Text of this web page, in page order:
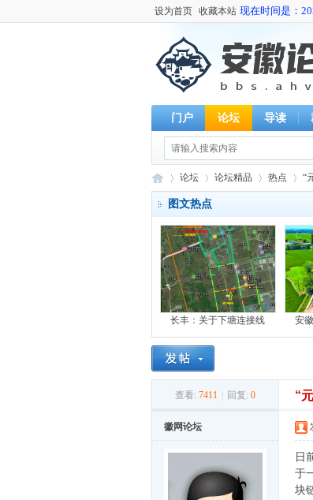
设为首页 收藏本站 现在时间是：
门户 论坛 导读
»
论坛
›
论坛精品 热点
›
“
图文热点
长丰：关于下塘连接线 安
查看: 7411 回复: 0 “
徽网论坛
日
于
块